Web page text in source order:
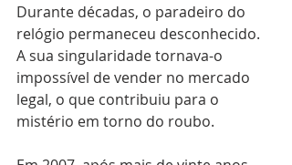
Durante décadas, o paradeiro do
relógio permaneceu desconhecido.
A sua singularidade tornava-o
impossível de vender no mercado
legal, o que contribuiu para o
mistério em torno do roubo.